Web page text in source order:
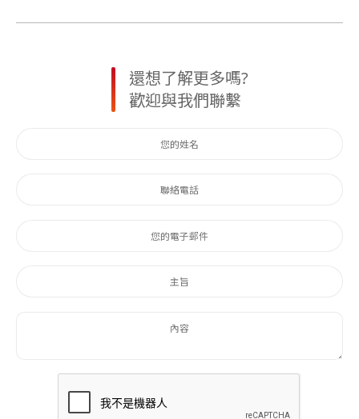
還想了解更多嗎?
歡迎與我們聯繫